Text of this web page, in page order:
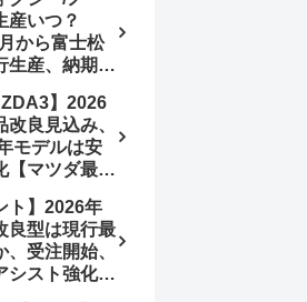
に期待【スズ
】
産いつ？
から富士松
生産、納期短
6日マイナー
価格 NOAH
円、VOXY
円、特別仕様
の追加に期
インチメ
】2026
良見込み、
モデルは安
【マツダ最新
以降予想
ト】2026年
良型は現行最
受注開始、
シスト強化と